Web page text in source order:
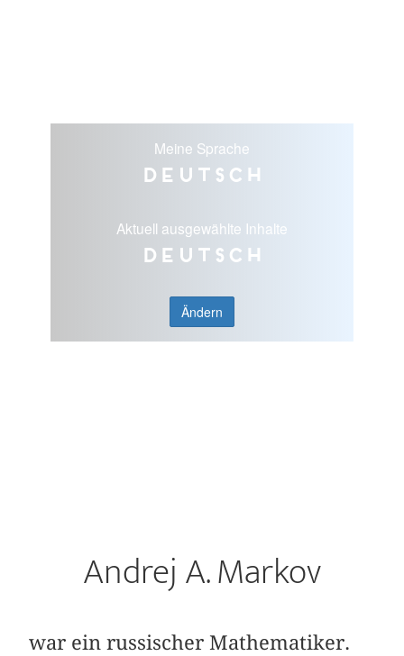
Meine Sprache
Deutsch
Aktuell ausgewählte Inhalte
Deutsch
Ändern
Andrej A. Markov
war ein russischer Mathematiker.